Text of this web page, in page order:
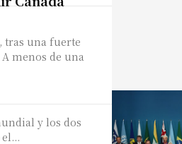
tras una fuerte
menos de una
y los dos